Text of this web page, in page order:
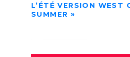
L’ÉTÉ VERSION WEST
SUMMER »